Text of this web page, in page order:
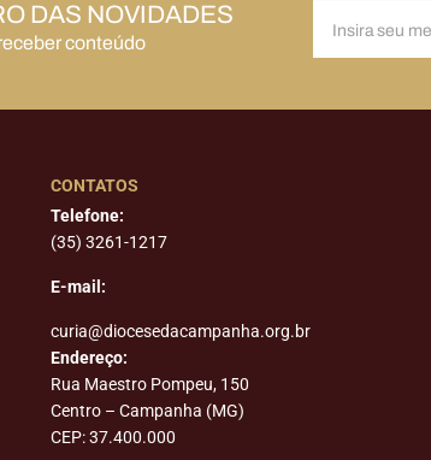
DAS NOVIDADES
conteúdo
CONTATOS
Telefone:
(35) 3261-1217
E-mail:
curia@diocesedacampanha.org.br
Endereço:
Rua Maestro Pompeu, 150
Centro – Campanha (MG)
CEP: 37.400.000